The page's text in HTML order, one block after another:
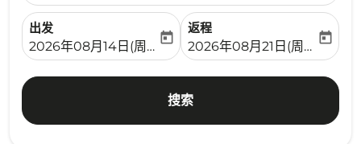
出发
fc-booking-departure-date-aria-label
2026年08月14日(周五)
today
返程
fc-booking-return-date-
2026年08月21日(周五)
today
搜索